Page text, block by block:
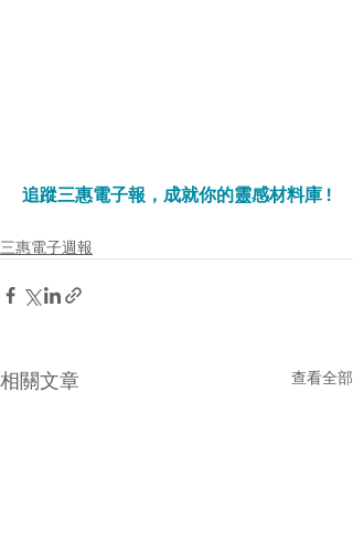
追蹤三惠電子報，成就你的靈感材料庫 !
三惠電子週報
相關文章 查看全部